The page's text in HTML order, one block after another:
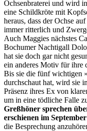
Ochsenbraterei und wird
eine Schildkröte mit
heraus, dass der Ochse
immer ritterlich und
Auch Maggies nächstes
Bochumer Nachtigall
hat sie doch gar nicht
ein anderes Motiv für ihre
Bis sie die fünf wichtigen
durchschaut hat, wird sie
Präsenz ihres Ex von
um in eine tödliche Falle
Greßhöner sprechen
erschienen im
die Besprechung